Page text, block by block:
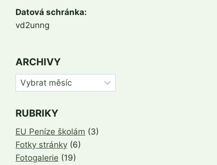
Datová schránka:
vd2unng
ARCHIVY
Archivy
RUBRIKY
EU Peníze školám (3)
Fotky stránky (6)
Fotogalerie (19)